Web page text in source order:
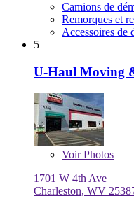
Camions de
Remorques et
Accessoires de
5
U-Haul Moving
VoirPhotos
1701 W 4th Ave
Charleston, WV